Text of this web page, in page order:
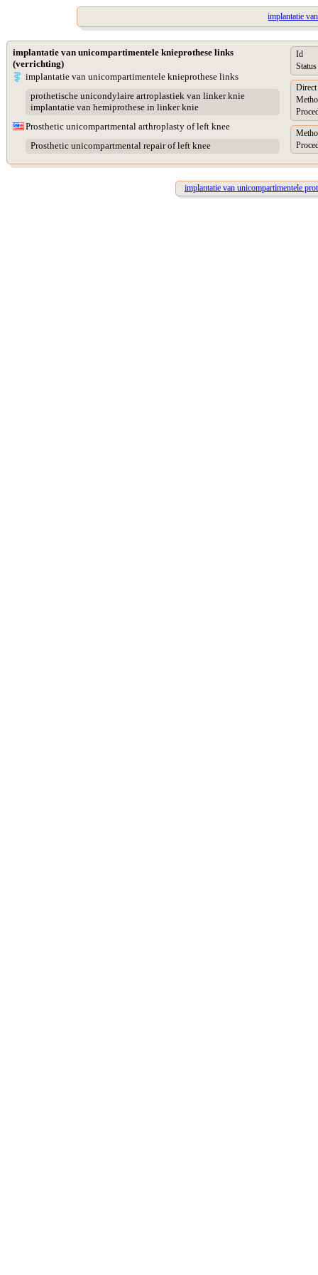
implantatie
implantatie van unicompartimentele knieprothese links
(verrichting)
implantatie van unicompartimentele knieprothese links
prothetische unicondylaire artroplastiek van linker knie
implantatie van hemiprothese in linker knie
Prosthetic unicompartmental arthroplasty of left knee
Prosthetic unicompartmental repair of left knee
Id
Status
Direct
implantatie van unicompartimentele